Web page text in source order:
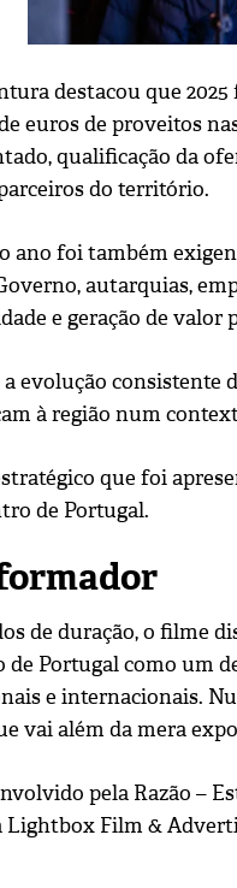
destacou que
euros de proveitos
qualificação da
do território.
ano foi também
autarquias,
e geração de valor
evolução
à região num
que foi
de Portugal.
de duração, o filme
de Portugal como um
e internacionais.
vai além da mera
pela Razão –
Lightbox Film &